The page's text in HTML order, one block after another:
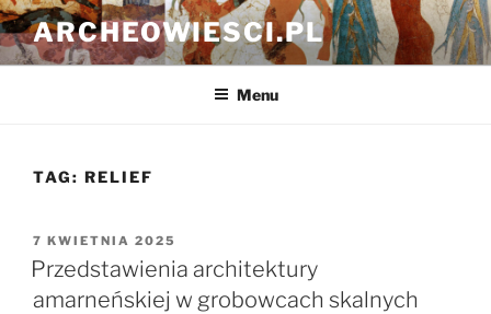
Przejdź
do
treści
ARCHEOWIESCI.PL
Menu
TAG: RELIEF
OPUBLIKOWANE
W
7 KWIETNIA 2025
Przedstawienia architektury
amarneńskiej w grobowcach skalnych